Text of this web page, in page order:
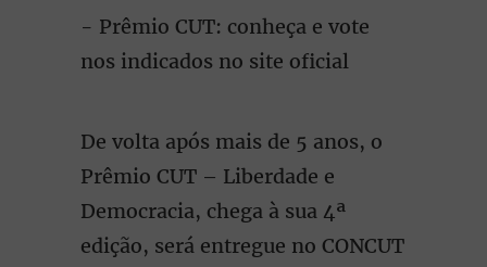
- Prêmio CUT: conheça e vote
nos indicados no site oficial
De volta após mais de 5 anos, o
Prêmio CUT – Liberdade e
Democracia, chega à sua 4ª
edição, será entregue no CONCUT